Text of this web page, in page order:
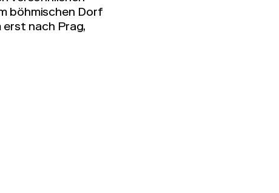
böhmischen Dorf
erst nach Prag,